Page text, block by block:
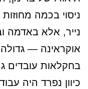
ניסוי בכמה
נייר, אלא באדמה
אוקראינה — גדולה
בחקלאות עובדים
כיוון נפרד היה